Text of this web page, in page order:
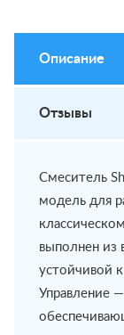
Описание
Отзывы
Смеситель
модель для
выполнен из
устойчивой
Управление